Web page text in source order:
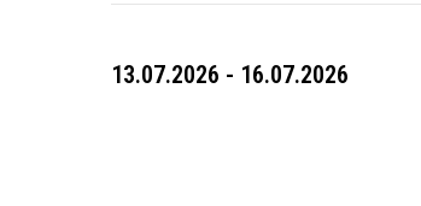
13.07.2026 - 16.07.2026